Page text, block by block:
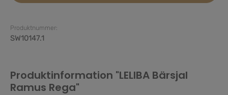
Produktnummer:
SW10147.1
Produktinformation "LELIBA Bärsjal
Ramus Rega"